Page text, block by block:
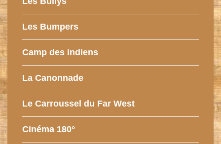
Les Bumpers
Camp des indiens
La Canonnade
Le Carroussel du Far West
Cinéma 180°